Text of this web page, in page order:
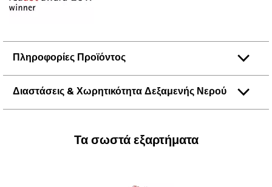
Πληροφορίες Προϊόντος
Διαστάσεις & Χωρητικότητα Δεξαμενής Νερού
Τα σωστά εξαρτήματα